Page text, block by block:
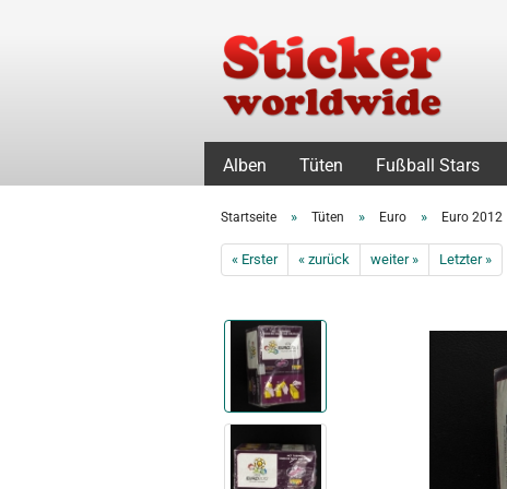
Alben Tüten Fußball Stars
Startseite » Tüten » Euro » Euro 2012
« Erster « zurück weiter » Letzter »